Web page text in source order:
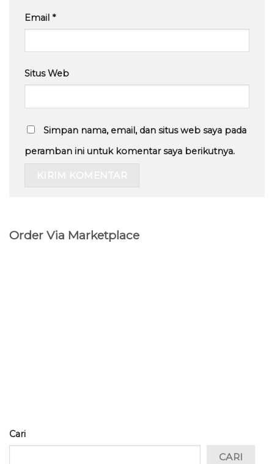
Email *
Situs Web
Simpan nama, email, dan situs web saya pada
peramban ini untuk komentar saya berikutnya.
Order Via Marketplace
Cari
CARI